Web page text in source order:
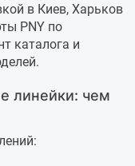
в Киев, Харьков
PNY по
каталога и
линейки: чем